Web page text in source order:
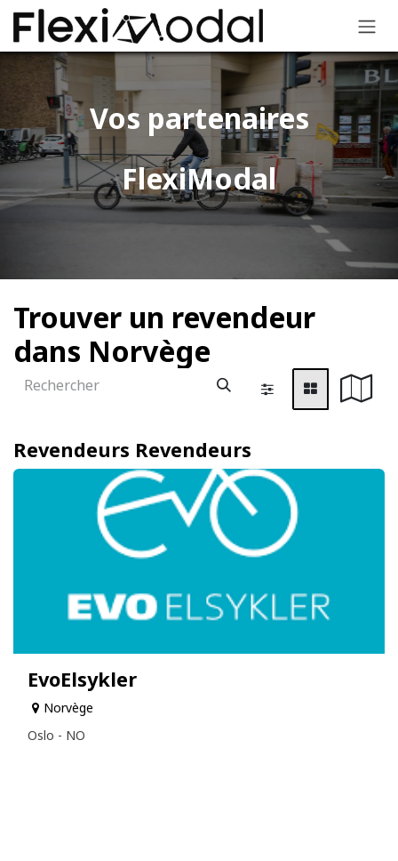
Se rendre au contenu
Vos partenaires
FlexiModal​
Trouver un revendeur
dans Norvège
Revendeurs Revendeurs
EvoElsykler
Norvège
Oslo - NO